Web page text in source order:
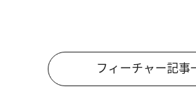
フィーチャー記事